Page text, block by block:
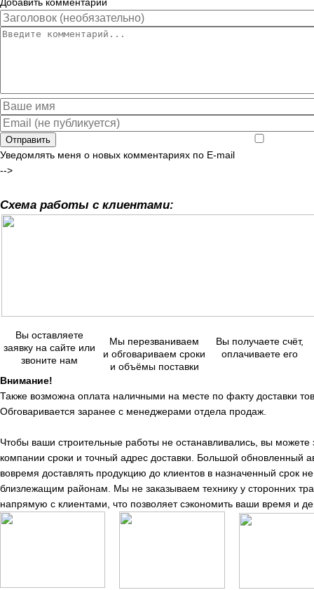
Отправить
Уведомлять меня о новых комментариях по E-mail
-->
Схема работы с клиентами:
Вы оставляете
заявку на сайте или
звоните нам
Мы перезваниваем
и обговариваем сроки
и объёмы поставки
Вы получаете счёт,
оплачиваете его
Внимание!
Также возможна оплата наличными на месте по факту доставки
Обговаривается заранее с менеджерами отдела продаж.
Чтобы ваши строительные работы не останавливались, вы
компании сроки и точный адрес доставки. Большой обновленный
вовремя доставлять продукцию до клиентов в назначенный срок
близлежащим районам. Мы не заказываем технику у сторонних
напрямую с клиентами, что позволяет сэкономить ваши время и